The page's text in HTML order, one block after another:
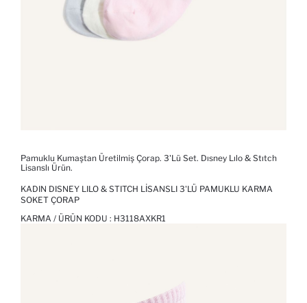
Pamuklu Kumaştan Üretilmiş Çorap. 3'Lü Set. Dısney Lılo & Stıtch
Lisanslı Ürün.
KADIN DISNEY LILO & STITCH LISANSLI 3'LÜ PAMUKLU KARMA
SOKET ÇORAP
KARMA / ÜRÜN KODU : H3118AXKR1